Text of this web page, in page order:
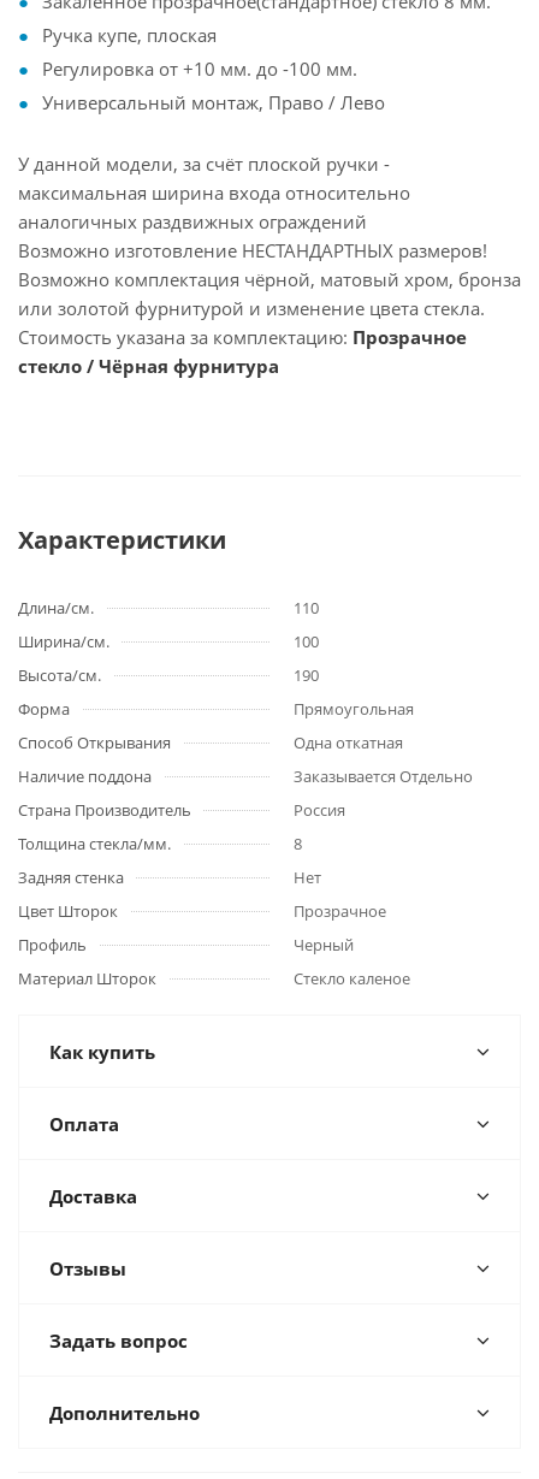
Ручка купе, плоская
Регулировка от +10 мм. до -100 мм.
Универсальный монтаж, Право / Лево
У данной модели, за счёт плоской ручки -
максимальная ширина входа относительно
аналогичных раздвижных ограждений
Возможно изготовление НЕСТАНДАРТНЫХ размеров!
Возможно комплектация чёрной, матовый хром, бронза
или золотой фурнитурой и изменение цвета стекла.
Стоимость указана за комплектацию: Прозрачное
стекло / Чёрная фурнитура
Характеристики
Длина/см.
110
Ширина/см.
100
Высота/см.
190
Форма
Прямоугольная
Способ Открывания
Одна откатная
Наличие поддона
Заказывается Отдельно
Страна Производитель
Россия
Толщина стекла/мм.
8
Задняя стенка
Нет
Цвет Шторок
Прозрачное
Профиль
Черный
Материал Шторок
Стекло каленое
Как купить
Оплата
Доставка
Отзывы
Задать вопрос
Дополнительно